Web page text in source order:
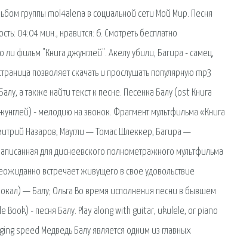
группы mol4alena в социальной сети Мой Мир. Песня
04:04 мин., нравится: 6. Смотреть бесплатно
фильм "Книга джунглей". Акелу убили, Багира - самец,
позволяет скачать и прослушать популярную mp3
а также найти текст к песне. Песенка Балу (ost Книга
- мелодию на звонок. Фрагмент мультфильма «Книга
Назаров, Маугли — Томас Шлеккер, Багира —
для диснеевского полнометражного мультфильма
встречает живущего в свое удовольствие
— Балу; Ольга Во время исполнения песни в бывшем
Book) - песня Балу. Play along with guitar, ukulele, or piano
speed Медведь Балу является одним из главных